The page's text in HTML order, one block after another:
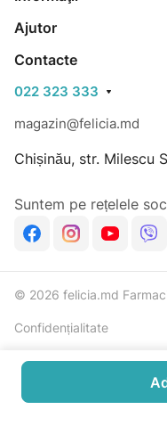
Ajutor
Contacte
022 323 333
magazin@felicia.md
Chișinău, str. Milescu
Suntem pe rețelele
© 2026 felicia.md
Confidențialitate